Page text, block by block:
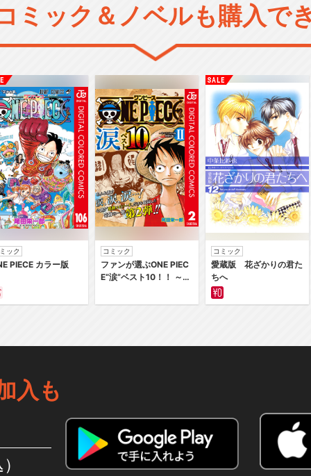
ミック＆ノベルも購入で
ック
PIECE カラー版
コミック
ファンが選ぶONE PIEC
E“涙”ベスト10！！ ～サ
～ カラー版
コミック
愛蔵版 花ざかりの君た
ちへ
入も